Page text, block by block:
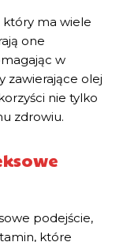
który ma wiele
one
w
zawierające olej
nie tylko
zdrowiu.
podejście,
które